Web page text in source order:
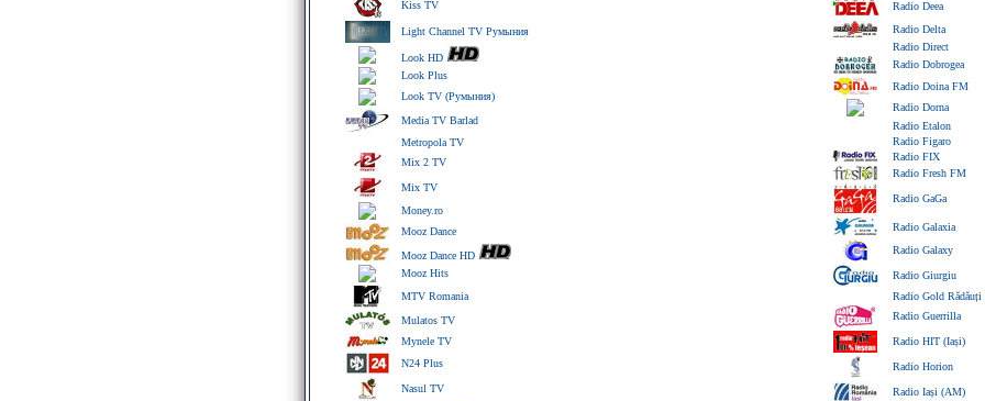
Kiss TV
Light Channel TV Румыния
Look HD
Look Plus
Look TV (Румыния)
Media TV Barlad
Metropola TV
Mix 2 TV
Mix TV
Money.ro
Mooz Dance
Mooz Dance HD
Mooz Hits
MTV Romania
Mulatos TV
Mynele TV
N24 Plus
Nasul TV
Radio Deea
Radio Delta
Radio Direct
Radio Dobrogea
Radio Doina FM
Radio Dorna
Radio Etalon
Radio Figaro
Radio FIX
Radio Fresh FM
Radio GaGa
Radio Galaxia
Radio Galaxy
Radio Giurgiu
Radio Gold Rădăuți
Radio Guerrilla
Radio HIT (Iași)
Radio Horion
Radio Iași (AM)